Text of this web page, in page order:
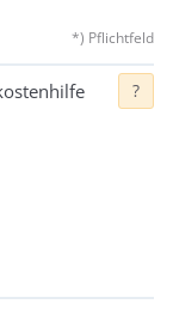
*) Pflichtfeld
?